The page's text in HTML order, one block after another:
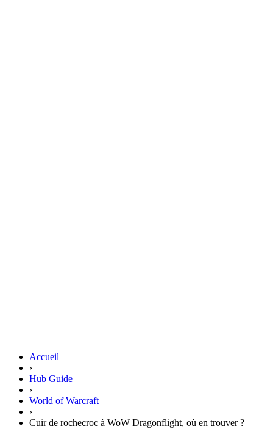
Accueil
›
Hub Guide
›
World of Warcraft
›
Cuir de rochecroc à WoW Dragonflight, où en trouver ?